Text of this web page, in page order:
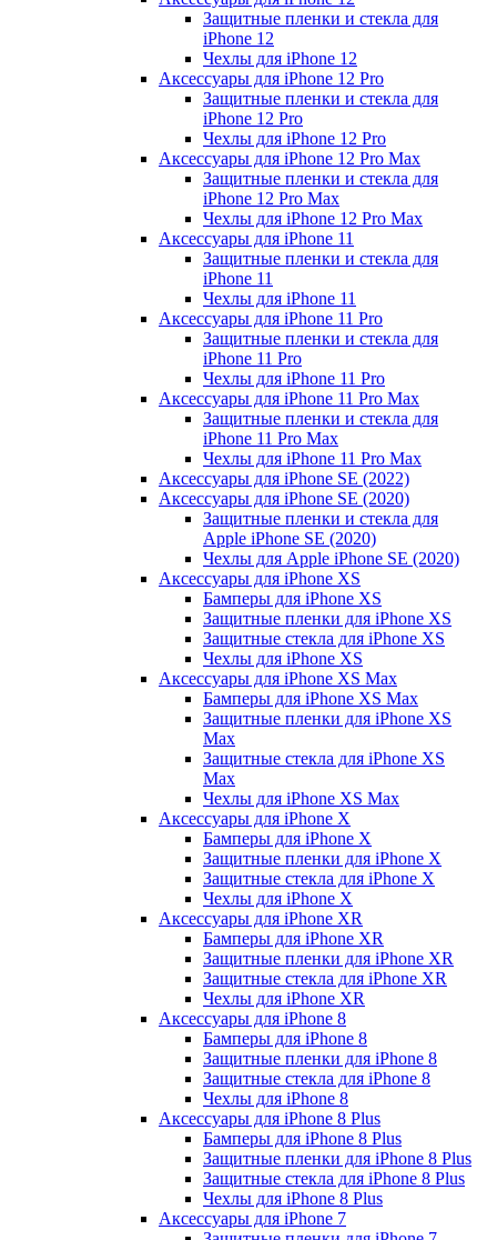
Защитные пленки и стекла для
iPhone 12
Чехлы для iPhone 12
Аксессуары для iPhone 12 Pro
Защитные пленки и стекла для
iPhone 12 Pro
Чехлы для iPhone 12 Pro
Аксессуары для iPhone 12 Pro Max
Защитные пленки и стекла для
iPhone 12 Pro Max
Чехлы для iPhone 12 Pro Max
Аксессуары для iPhone 11
Защитные пленки и стекла для
iPhone 11
Чехлы для iPhone 11
Аксессуары для iPhone 11 Pro
Защитные пленки и стекла для
iPhone 11 Pro
Чехлы для iPhone 11 Pro
Аксессуары для iPhone 11 Pro Max
Защитные пленки и стекла для
iPhone 11 Pro Max
Чехлы для iPhone 11 Pro Max
Аксессуары для iPhone SE (2022)
Аксессуары для iPhone SE (2020)
Защитные пленки и стекла для
Apple iPhone SE (2020)
Чехлы для Apple iPhone SE (2020)
Аксессуары для iPhone ХS
Бамперы для iPhone ХS
Защитные пленки для iPhone ХS
Защитные стекла для iPhone ХS
Чехлы для iPhone ХS
Аксессуары для iPhone ХS Max
Бамперы для iPhone XS Max
Защитные пленки для iPhone XS
Max
Защитные стекла для iPhone XS
Max
Чехлы для iPhone XS Max
Аксессуары для iPhone X
Бамперы для iPhone X
Защитные пленки для iPhone X
Защитные стекла для iPhone X
Чехлы для iPhone X
Аксессуары для iPhone XR
Бамперы для iPhone XR
Защитные пленки для iPhone XR
Защитные стекла для iPhone XR
Чехлы для iPhone XR
Аксессуары для iPhone 8
Бамперы для iPhone 8
Защитные пленки для iPhone 8
Защитные стекла для iPhone 8
Чехлы для iPhone 8
Аксессуары для iPhone 8 Plus
Бамперы для iPhone 8 Plus
Защитные пленки для iPhone 8 Plus
Защитные стекла для iPhone 8 Plus
Чехлы для iPhone 8 Plus
Аксессуары для iPhone 7